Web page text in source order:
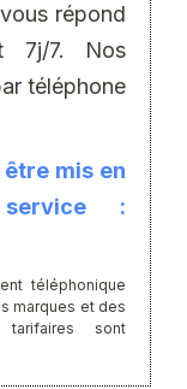
répond
7j/7. Nos
téléphone
mis en
:
téléphonique
marques et des
sont